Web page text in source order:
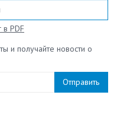
в PDF
и получайте новости о
Отправить